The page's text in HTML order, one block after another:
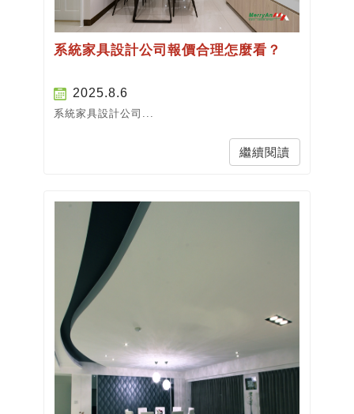
系統家具設計公司報價合理怎麼看？
2025.8.6
系統家具設計公司...
繼續閱讀